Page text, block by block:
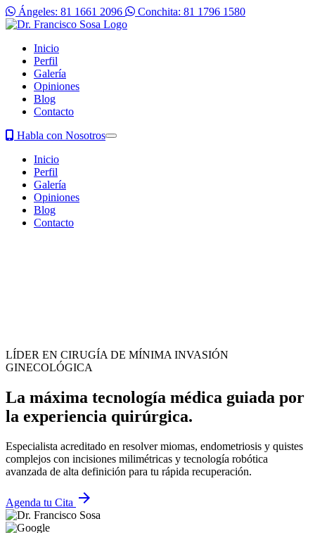
Ángeles: 81 1661 2096 Conchita: 81 1796 1580
Inicio
Perfil
Galería
Opiniones
Blog
Contacto
Habla con Nosotros
Inicio
Perfil
Galería
Opiniones
Blog
Contacto
LÍDER EN CIRUGÍA DE MÍNIMA INVASIÓN
GINECOLÓGICA
La máxima tecnología médica guiada por
la experiencia quirúrgica.
Especialista acreditado en resolver miomas, endometriosis y quistes
complejos con incisiones milimétricas y tecnología robótica
avanzada de alta definición para tu rápida recuperación.
Agenda tu Cita arrow_forward